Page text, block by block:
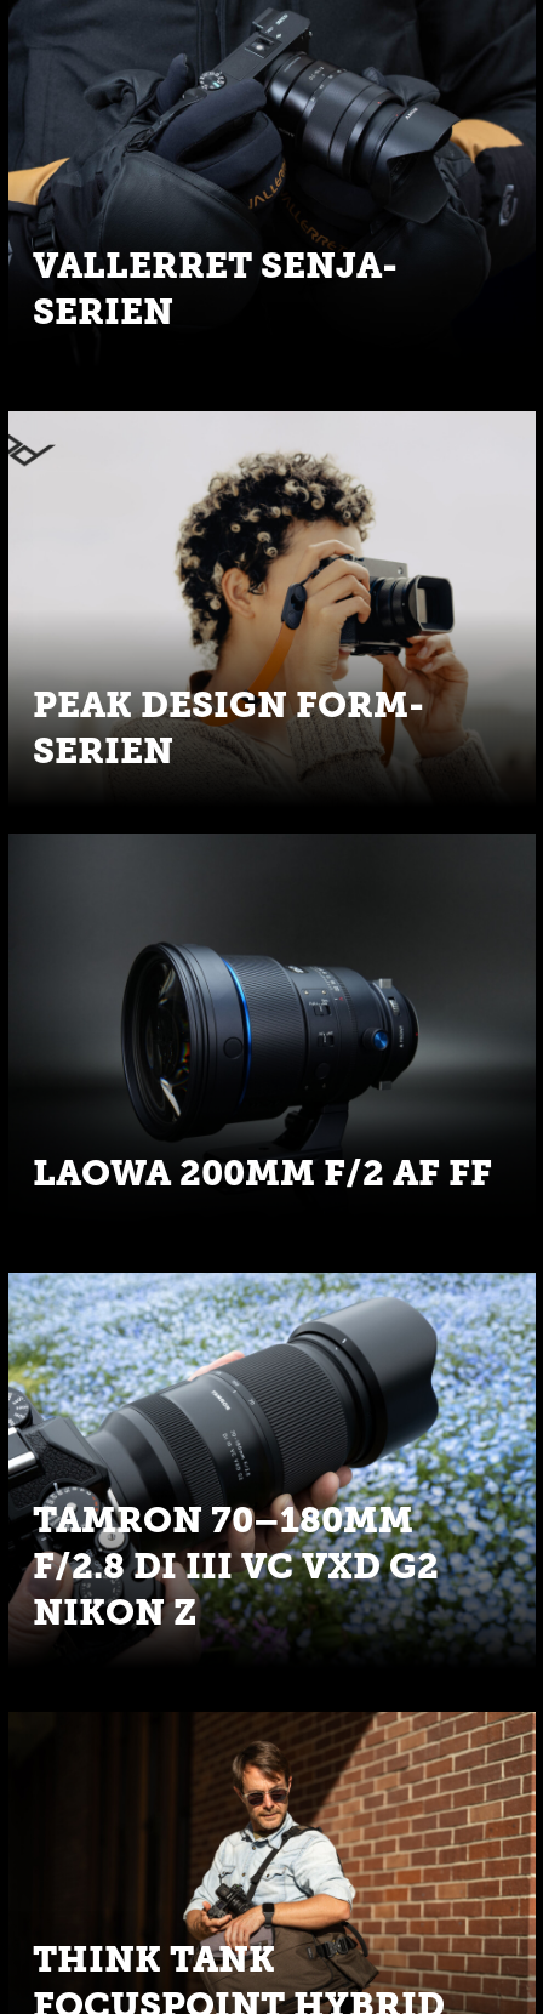
VALLERRET SENJA-
SERIEN
PEAK DESIGN FORM-
SERIEN
LAOWA 200MM F/2 AF FF
TAMRON 70–180MM
F/2.8 DI III VC VXD G2
NIKON Z
THINK TANK